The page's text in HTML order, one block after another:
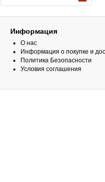
Информация
О нас
Информация о покупке и
Политика Безопасности
Условия соглашения